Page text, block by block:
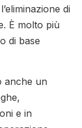
di
È molto più
di base
anche un
e in